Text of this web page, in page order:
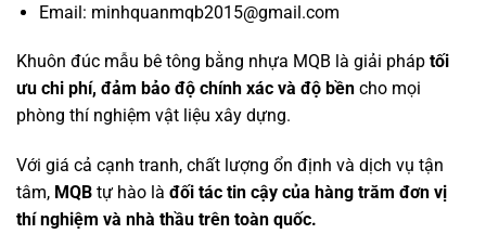
Email: minhquanmqb2015@gmail.com
Khuôn đúc mẫu bê tông bằng nhựa MQB là giải pháp tối
ưu chi phí, đảm bảo độ chính xác và độ bền cho mọi
phòng thí nghiệm vật liệu xây dựng.
Với giá cả cạnh tranh, chất lượng ổn định và dịch vụ tận
tâm, MQB tự hào là đối tác tin cậy của hàng trăm đơn vị
thí nghiệm và nhà thầu trên toàn quốc.